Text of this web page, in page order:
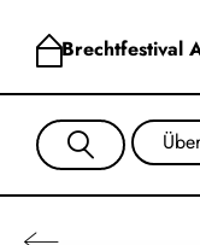
Brechtfestival